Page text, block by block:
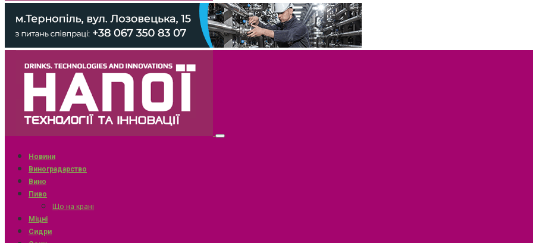
Новини
Виноградарство
Вино
Пиво
Що на крані
Міцні
Сидри